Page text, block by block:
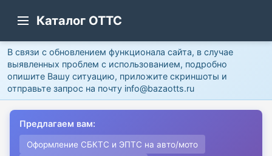
Каталог ОТТС
В связи с обновлением функционала сайта, в случае
выявленных проблем с использованием, подробно
опишите Вашу ситуацию, приложите скриншоты и
отправьте запрос на почту info@bazaotts.ru
Предлагаем вам:
Оформление СБКТС и ЭПТС на авто/мото